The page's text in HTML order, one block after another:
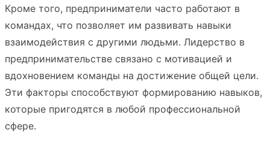
Кроме того, предприниматели часто работают в
командах, что позволяет им развивать навыки
взаимодействия с другими людьми. Лидерство в
предпринимательстве связано с мотивацией и
вдохновением команды на достижение общей цели.
Эти факторы способствуют формированию навыков,
которые пригодятся в любой профессиональной
сфере.